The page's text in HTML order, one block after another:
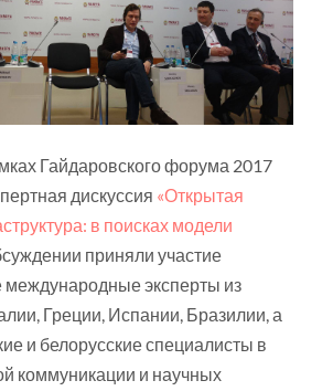
Гайдаровского форума 2017
дискуссия «Открытая
в поисках модели
приняли участие
эксперты из
Греции, Испании, Бразилии, а
и белорусские специалисты в
коммуникации и научных